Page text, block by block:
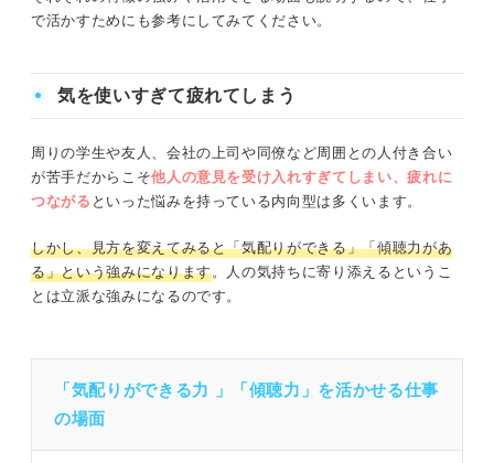
で活かすためにも参考にしてみてください。
気を使いすぎて疲れてしまう
周りの学生や友人、会社の上司や同僚など周囲との人付き合い
が苦手だからこそ他人の意見を受け入れすぎてしまい、疲れに
つながる といった悩みを持っている内向型は多くいます。
しかし、見方を変えてみると「気配りができる」「傾聴力があ
る」という強みになります。人の気持ちに寄り添えるというこ
とは立派な強みになるのです。
「気配りができる力 」「傾聴力」を活かせる仕事
の場面
悩んだらチェック！ 内向型が仕事をするうえで意識すべ
自分を責めすぎない
働く環境を整える
仕事に活かせる内向型だけの強みを知って納得のいく働き
方を目指そう